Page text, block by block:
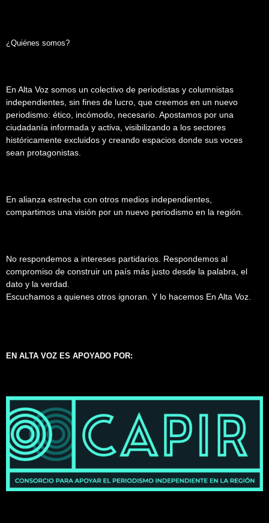
¿Quiénes somos?
En Alta Voz somos un colectivo de periodistas y columnistas
independientes, sin fines de lucro, que creemos en un nuevo
periodismo: ético, incómodo, necesario. Apostamos por una
ciudadanía informada y activa, visibilizando a los sectores
históricamente excluidos y creando espacios donde sus voces
sean protagonistas.
En alianza estrecha con otros medios independientes,
compartimos una visión por un nuevo periodismo en la región.
No respondemos a intereses partidarios. Respondemos al
compromiso de construir un país más justo desde la palabra, el
dato y la verdad.
Escuchamos a quienes otros ignoran. Y lo hacemos En Alta Voz.
EN ALTA VOZ ES APOYADO POR: